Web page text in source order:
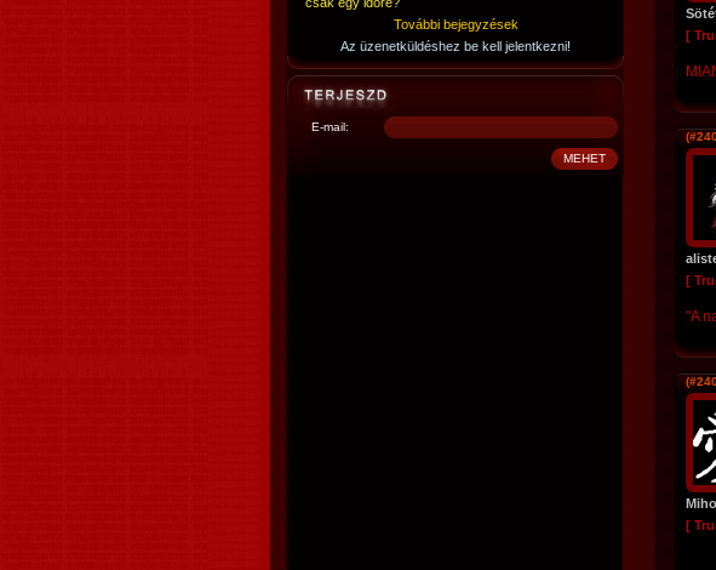
További bejegyzések
Az üzenetküldéshez be kell jelentkezni!
E-mail:
[
[
"A
[